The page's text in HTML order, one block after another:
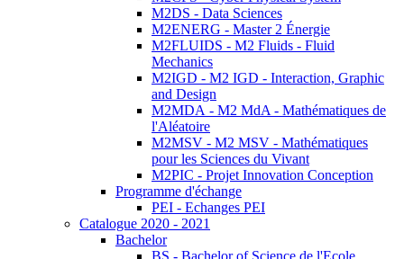
M2DS - Data Sciences
M2ENERG - Master 2 Énergie
M2FLUIDS - M2 Fluids - Fluid
Mechanics
M2IGD - M2 IGD - Interaction, Graphic
and Design
M2MDA - M2 MdA - Mathématiques de
l'Aléatoire
M2MSV - M2 MSV - Mathématiques
pour les Sciences du Vivant
M2PIC - Projet Innovation Conception
Programme d'échange
PEI - Echanges PEI
Catalogue 2020 - 2021
Bachelor
BS - Bachelor of Science de l'Ecole